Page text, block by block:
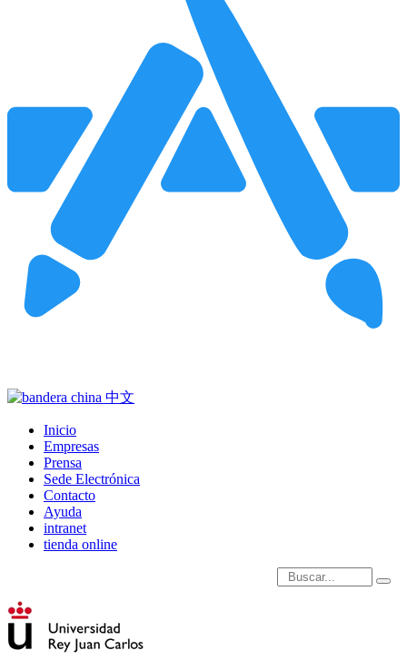
Inicio
Empresas
Prensa
Sede Electrónica
Contacto
Ayuda
intranet
tienda online
Introduce términos de